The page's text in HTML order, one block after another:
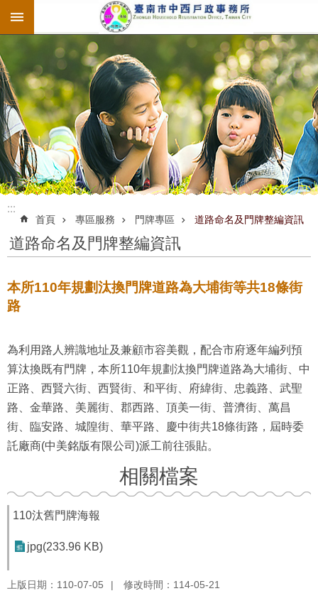
跳到主要內容區塊
:::
:::
首頁 專區服務 門牌專區 道路命名及門牌整編資訊
道路命名及門牌整編資訊
本所110年規劃汰換門牌道路為大埔街等共18條街
路
為利用路人辨識地址及兼顧市容美觀，配合市府逐年編列預
算汰換既有門牌，本所110年規劃汰換門牌道路為大埔街、中
正路、西賢六街、西賢街、和平街、府緯街、忠義路、武聖
路、金華路、美麗街、郡西路、頂美一街、普濟街、萬昌
街、臨安路、城隍街、華平路、慶中街共18條街路，屆時委
託廠商(中美銘版有限公司)派工前往張貼。
相關檔案
110汰舊門牌海報
jpg(233.96 KB)
上版日期：110-07-05 修改時間：114-05-21